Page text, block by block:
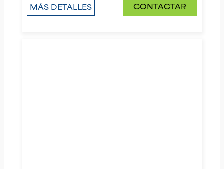
MÁS DETALLES CONTACTAR